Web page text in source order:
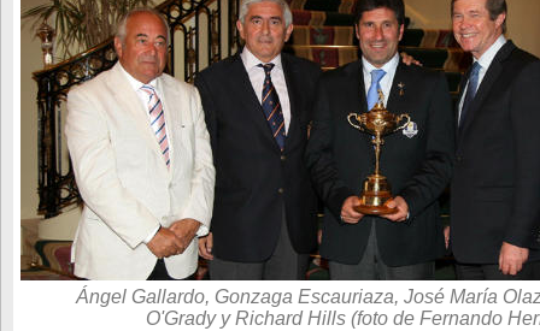
Ángel Gallardo, Gonzaga Escauriaza, José María
O'Grady y Richard Hills (foto de Fernando